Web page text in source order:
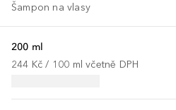
Šampon na vlasy
200 ml
244 Kč / 100 ml včetně DPH